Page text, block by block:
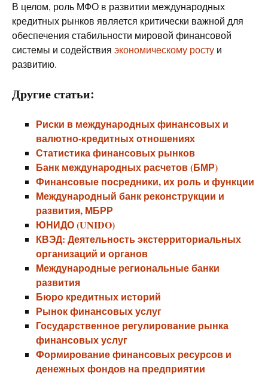
В целом, роль МФО в развитии международных
кредитных рынков является критически важной для
обеспечения стабильности мировой финансовой
системы и содействия экономическому росту и
развитию.
Другие статьи:
Риски в международных финансовых и
валютно-кредитных отношениях
Статистика финансовых рынков
Банк международных расчетов (БМР)
Финансовые посредники, их роль и функции
Международный банк реконструкции и
развития, МБРР
ЮНИДО (UNIDO)
КВЭД: Деятельность экстерриториальных
организаций и органов
Международные региональные банки
развития
Бюро кредитных историй
Рынок финансовых услуг
Государственное регулирование рынка
финансовых услуг
Формирование финансовых ресурсов и
денежных фондов на предприятии